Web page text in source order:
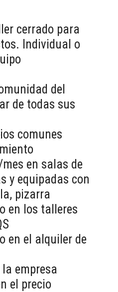
cerrado para
Individual o
del
de todas sus
comunes
en salas de
y equipadas con
pizarra
en los talleres
en el alquiler de
empresa
el precio